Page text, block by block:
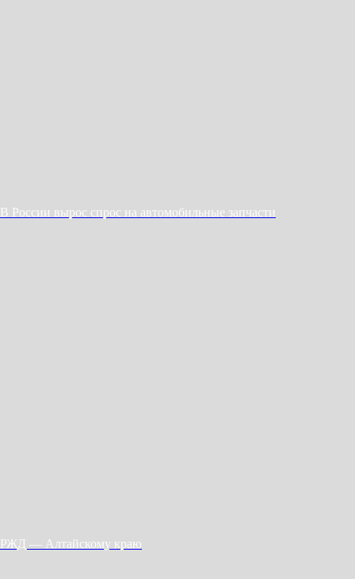
В России вырос спрос на автомобильные запчасти
РЖД — Алтайскому краю